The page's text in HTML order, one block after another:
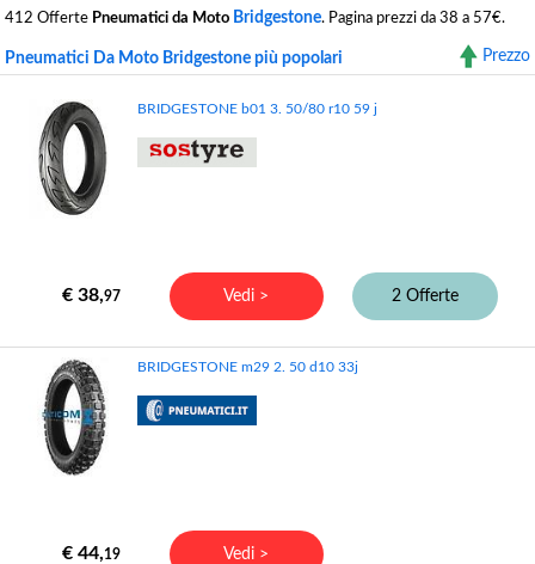
412 Offerte Pneumatici da Moto Bridgestone. Pagina prezzi da 38 a 57€.
Pneumatici Da Moto Bridgestone più popolari Prezzo
BRIDGESTONE b01 3. 50/80 r10 59 j
€ 38,97 Vedi > 2 Offerte
BRIDGESTONE m29 2. 50 d10 33j
€ 44,19 Vedi >